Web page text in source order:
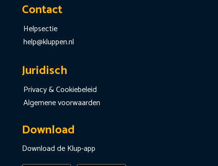
Contact
Helpsectie
help@kluppen.nl
Juridisch
Privacy & Cookiebeleid
Algemene voorwaarden
Download
Download de Klup-app